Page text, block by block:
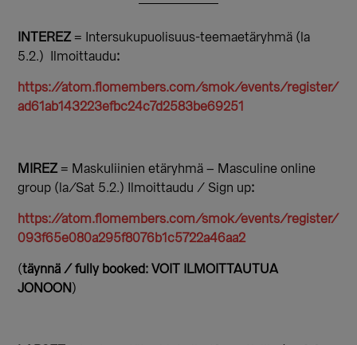
INTEREZ = Intersukupuolisuus-teemaetäryhmä (la
5.2.) Ilmoittaudu:
https://atom.flomembers.com/smok/events/register/
ad61ab143223efbc24c7d2583be69251
MIREZ = Maskuliinien etäryhmä – Masculine online
group (la/Sat 5.2.) Ilmoittaudu / Sign up:
https://atom.flomembers.com/smok/events/register/
093f65e080a295f8076b1c5722a46aa2
(täynnä / fully booked: VOIT ILMOITTAUTUA
JONOON )